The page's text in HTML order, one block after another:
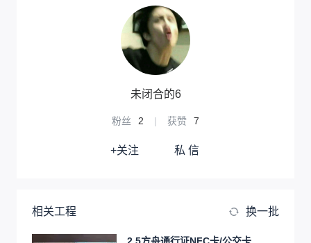
未闭合的6
粉丝 2 | 获赞 7
+关注 私 信
相关工程 换一批
2.5方舟通行证NFC卡/公交卡